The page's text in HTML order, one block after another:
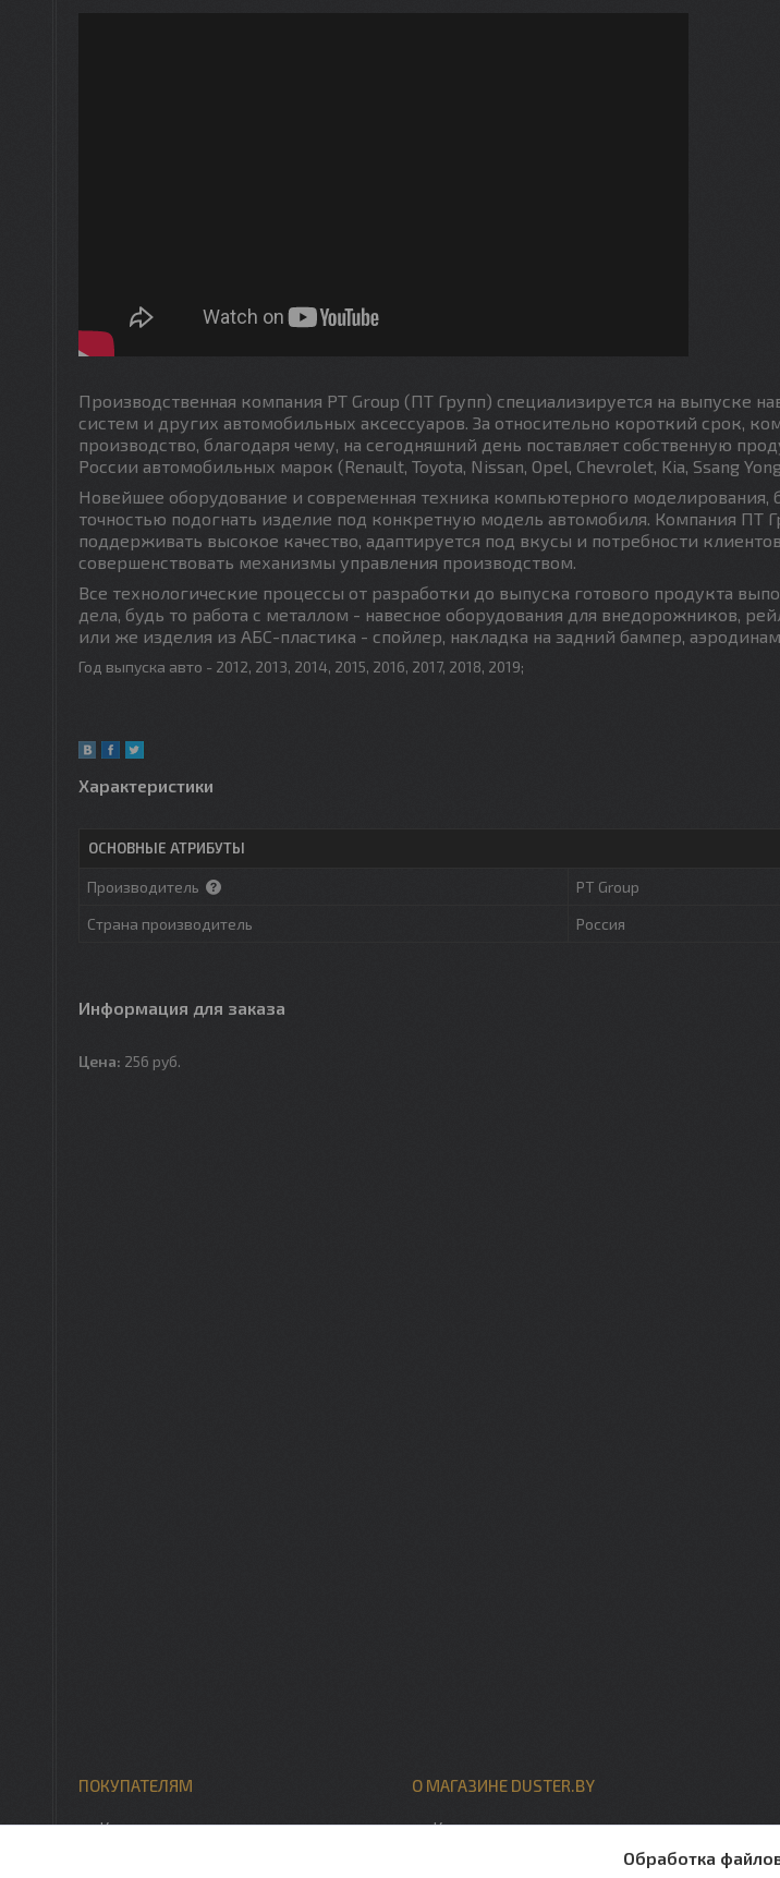
Производственная компания PT Group (ПТ Групп) специализируется на выпуске
систем и других автомобильных аксессуаров. За относительно короткий срок,
производство, благодаря чему, на сегодняшний день поставляет собственную
России автомобильных марок (Renault, Toyota, Nissan, Opel, Chevrolet, Kia, Ssang
Новейшее оборудование и современная техника компьютерного моделирования,
точностью подогнать изделие под конкретную модель автомобиля. Компания ПТ
поддерживать высокое качество, адаптируется под вкусы и потребности
совершенствовать механизмы управления производством.
Все технологические процессы от разработки до выпуска готового продукта
дела, будь то работа с металлом - навесное оборудования для внедорожников,
или же изделия из АБС-пластика - спойлер, накладка на задний бампер,
Год выпуска авто - 2012, 2013, 2014, 2015, 2016, 2017, 2018, 2019;
Характеристики
ОСНОВНЫЕ АТРИБУТЫ
Производитель
PT Group
Страна производитель
Россия
Информация для заказа
Цена: 256 руб.
ПОКУПАТЕЛЯМ
Каталог товаров
О МАГАЗИНЕ DUSTER.BY
Контакты
Обработка